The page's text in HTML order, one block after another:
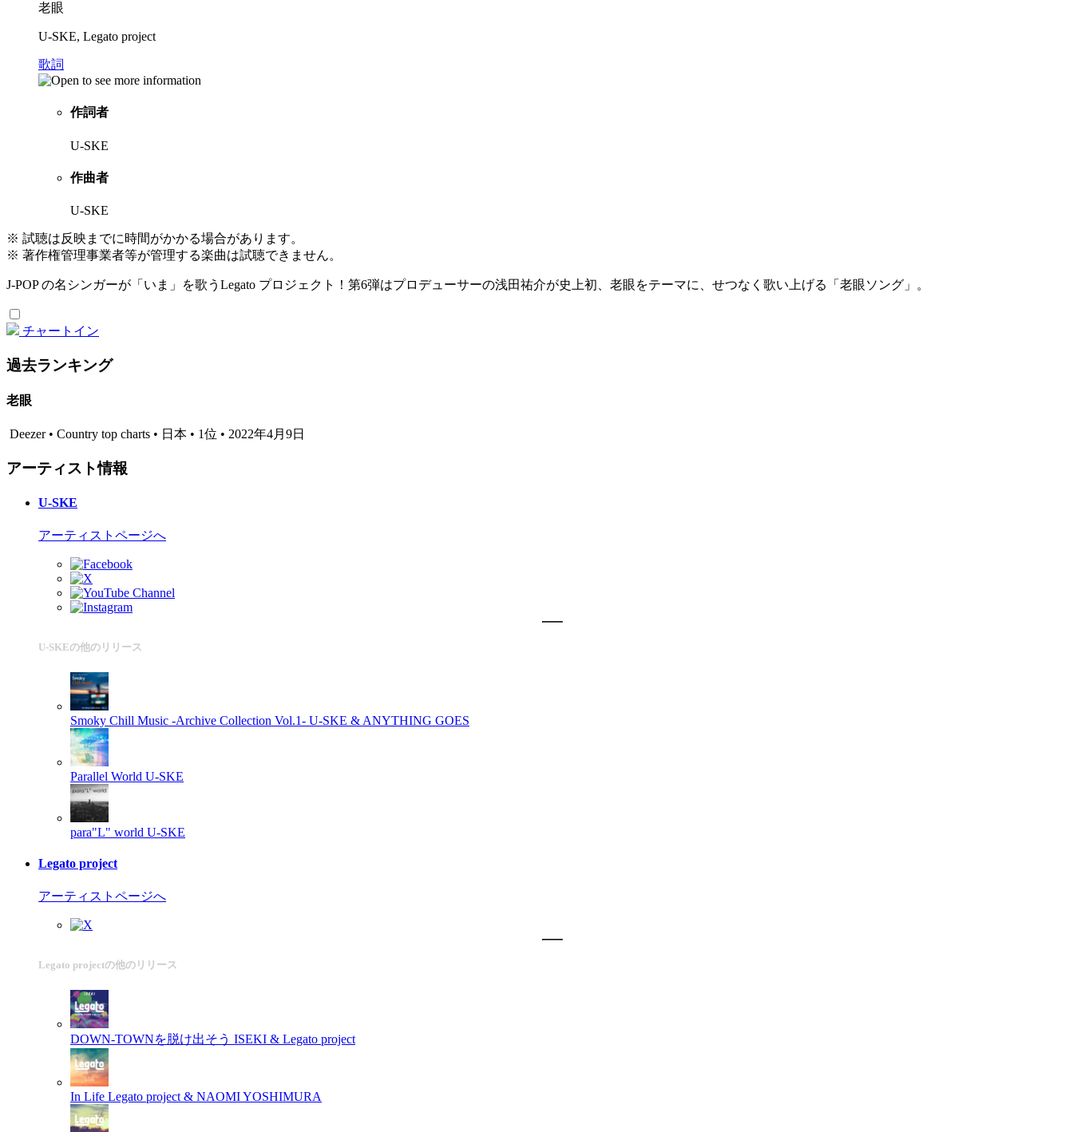
老眼
U-SKE, Legato project
歌詞
作詞者
U-SKE
作曲者
U-SKE
※ 試聴は反映までに時間がかかる場合があります。
※ 著作権管理事業者等が管理する楽曲は試聴できません。
J-POP の名シンガーが「いま」を歌うLegato プロジェクト！第6弾はプロデューサーの浅田祐介が史上初、老眼をテーマに、せつなく歌い上げる「老眼ソング」。
チャートイン
過去ランキング
老眼
Deezer • Country top charts • 日本 • 1位 • 2022年4月9日
アーティスト情報
U-SKE
アーティストページへ
U-SKEの他のリリース
Smoky Chill Music -Archive Collection Vol.1- U-SKE & ANYTHING GOES
Parallel World U-SKE
para"L" world U-SKE
Legato project
アーティストページへ
Legato projectの他のリリース
DOWN-TOWNを脱け出そう ISEKI & Legato project
In Life Legato project & NAOMI YOSHIMURA